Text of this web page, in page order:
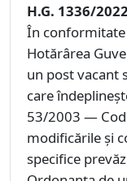
H.G. 1336/
În
Hotărârea
un post vacant
care
53/2003 —
modificările și
specifice